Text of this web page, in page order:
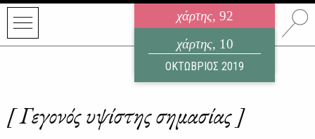
χάρτης, 92
ηλεκτρονικό περιοδικό
ΑΥΓΟΥΣΤΟΣ 2026
χάρτης, 10
ΟΚΤΩΒΡΙΟΣ 2019
[ Γεγονός υψίστης σημασίας ]